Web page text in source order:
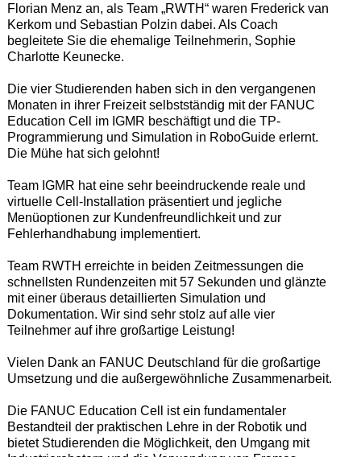
Florian Menz an, als Team „RWTH“ waren Frederick van
Kerkom und Sebastian Polzin dabei. Als Coach
begleitete Sie die ehemalige Teilnehmerin, Sophie
Charlotte Keunecke.
Die vier Studierenden haben sich in den vergangenen
Monaten in ihrer Freizeit selbstständig mit der FANUC
Education Cell im IGMR beschäftigt und die TP-
Programmierung und Simulation in RoboGuide erlernt.
Die Mühe hat sich gelohnt!
Team IGMR hat eine sehr beeindruckende reale und
virtuelle Cell-Installation präsentiert und jegliche
Menüoptionen zur Kundenfreundlichkeit und zur
Fehlerhandhabung implementiert.
Team RWTH erreichte in beiden Zeitmessungen die
schnellsten Rundenzeiten mit 57 Sekunden und glänzte
mit einer überaus detaillierten Simulation und
Dokumentation. Wir sind sehr stolz auf alle vier
Teilnehmer auf ihre großartige Leistung!
Vielen Dank an FANUC Deutschland für die großartige
Umsetzung und die außergewöhnliche Zusammenarbeit.
Die FANUC Education Cell ist ein fundamentaler
Bestandteil der praktischen Lehre in der Robotik und
bietet Studierenden die Möglichkeit, den Umgang mit